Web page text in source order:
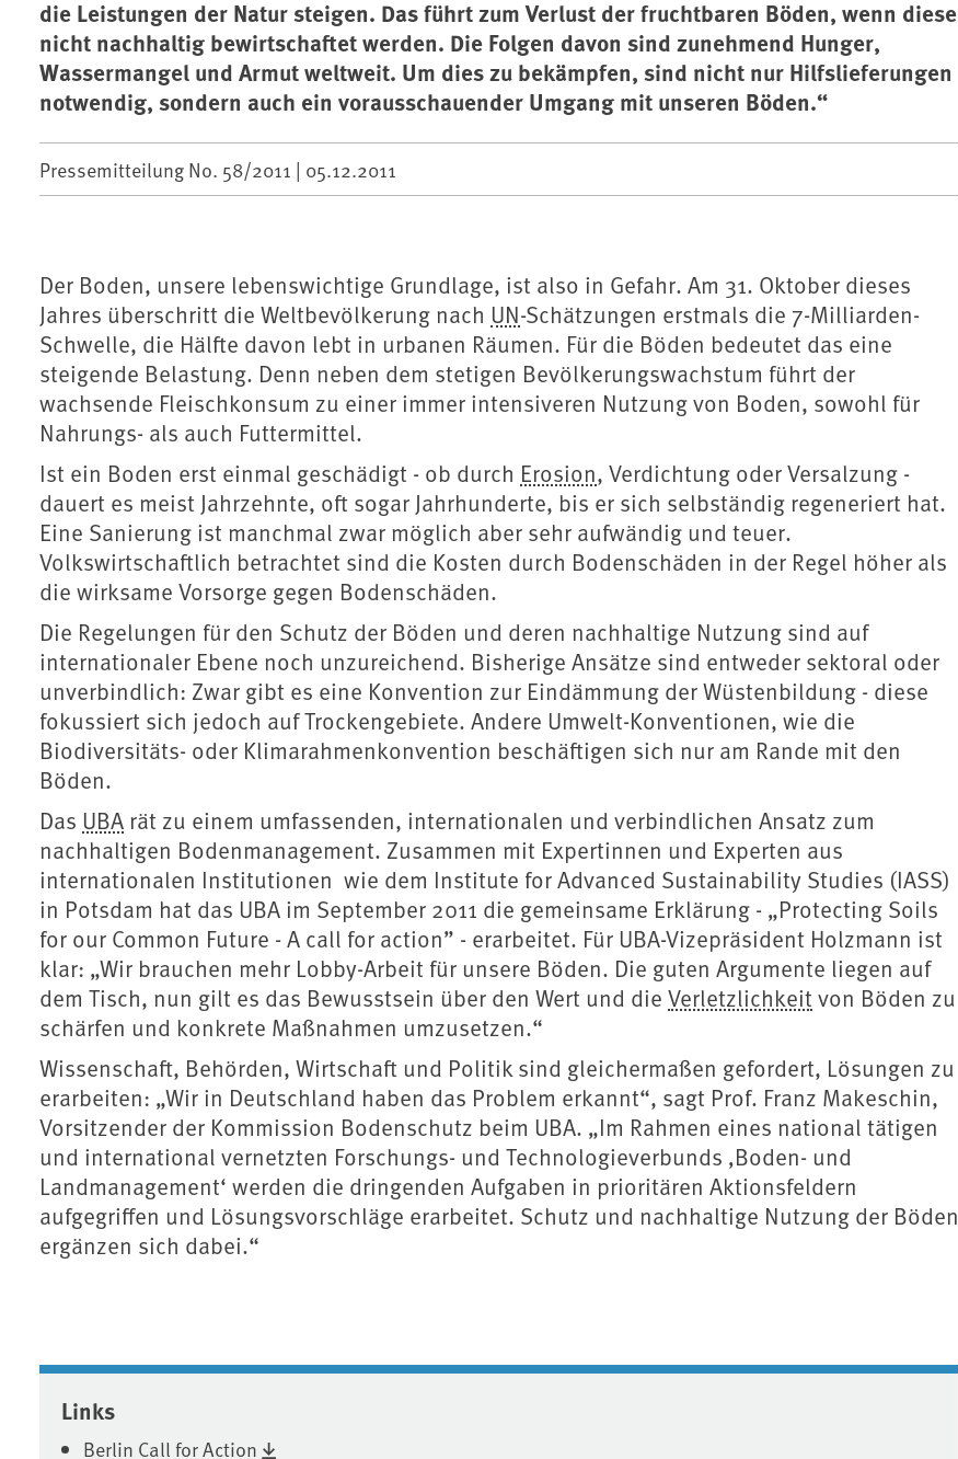
die Leistungen der Natur steigen. Das führt zum Verlust der fruchtbaren Böden, wenn diese
nicht nachhaltig bewirtschaftet werden. Die Folgen davon sind zunehmend Hunger,
Wassermangel und Armut weltweit. Um dies zu bekämpfen, sind nicht nur Hilfslieferungen
notwendig, sondern auch ein vorausschauender Umgang mit unseren Böden.“
Pressemitteilung No. 58/2011 | 05.12.2011
Der Boden, unsere lebenswichtige Grundlage, ist also in Gefahr. Am 31. Oktober dieses
Jahres überschritt die Weltbevölkerung nach UN-Schätzungen erstmals die 7-Milliarden-
Schwelle, die Hälfte davon lebt in urbanen Räumen. Für die Böden bedeutet das eine
steigende Belastung. Denn neben dem stetigen Bevölkerungs­wachstum führt der
wachsende Fleischkonsum zu einer immer intensiveren Nutzung von Boden, sowohl für
Nahrungs- als auch Futtermittel.
Ist ein Boden erst einmal geschädigt - ob durch Erosion, Verdichtung oder Versalzung -
dauert es meist Jahrzehnte, oft sogar Jahrhunderte, bis er sich selbständig regeneriert hat.
Eine Sanierung ist manchmal zwar möglich aber sehr aufwändig und teuer.
Volkswirtschaftlich betrachtet sind die Kosten durch Bodenschäden in der Regel höher als
die wirksame Vorsorge gegen Bodenschäden.
Die Regelungen für den Schutz der Böden und deren nachhaltige Nutzung sind auf
internationaler Ebene noch unzureichend. Bisherige Ansätze sind entweder sektoral oder
unverbindlich: Zwar gibt es eine Konvention zur Eindämmung der Wüstenbildung - diese
fokussiert sich jedoch auf Trockengebiete. Andere Umwelt-Konventionen, wie die
Biodiversitäts- oder Klimarahmenkonvention beschäftigen sich nur am Rande mit den
Böden.
Das UBA rät zu einem umfassenden, internationalen und verbindlichen Ansatz zum
nachhaltigen Bodenmanagement. Zusammen mit Expertinnen und Experten aus
internationalen Institutionen wie dem Institute for Advanced Sustainability Studies (IASS)
in Potsdam hat das UBA im September 2011 die gemeinsame Erklärung - „Protecting Soils
for our Common Future - A call for action” - erarbeitet. Für UBA-Vizepräsident Holzmann ist
klar: „Wir brauchen mehr Lobby-Arbeit für unsere Böden. Die guten Argumente liegen auf
dem Tisch, nun gilt es das Bewusstsein über den Wert und die Verletzlichkeit von Böden zu
schärfen und konkrete Maßnahmen umzusetzen.“
Wissenschaft, Behörden, Wirtschaft und Politik sind gleichermaßen gefordert, Lösungen zu
erarbeiten: „Wir in Deutschland haben das Problem erkannt“, sagt Prof. Franz Makeschin,
Vorsitzender der Kommission Bodenschutz beim UBA. „Im Rahmen eines national tätigen
und international vernetzten Forschungs- und Technologieverbunds ‚Boden- und
Landmanagement‘ werden die dringenden Aufgaben in prioritären Aktionsfeldern
aufgegriffen und Lösungsvorschläge erarbeitet. Schutz und nachhaltige Nutzung der Böden
ergänzen sich dabei.“
Associated content
Links
Berlin Call for Action